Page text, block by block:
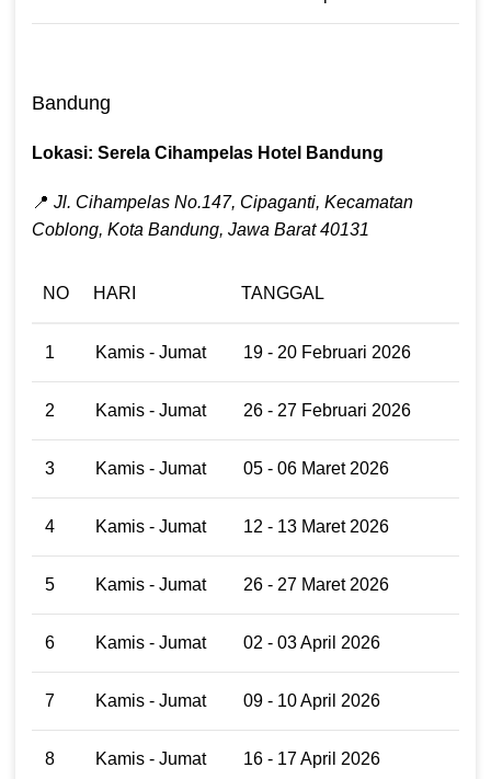
Bandung
Lokasi: Serela Cihampelas Hotel Bandung
📍 Jl. Cihampelas No.147, Cipaganti, Kecamatan
Coblong, Kota Bandung, Jawa Barat 40131
NO HARI TANGGAL
1 Kamis - Jumat 19 - 20 Februari 2026
2 Kamis - Jumat 26 - 27 Februari 2026
3 Kamis - Jumat 05 - 06 Maret 2026
4 Kamis - Jumat 12 - 13 Maret 2026
5 Kamis - Jumat 26 - 27 Maret 2026
6 Kamis - Jumat 02 - 03 April 2026
7 Kamis - Jumat 09 - 10 April 2026
8 Kamis - Jumat 16 - 17 April 2026